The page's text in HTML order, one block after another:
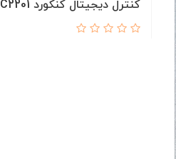
کنترل دیجیتال کنکورد AC2201